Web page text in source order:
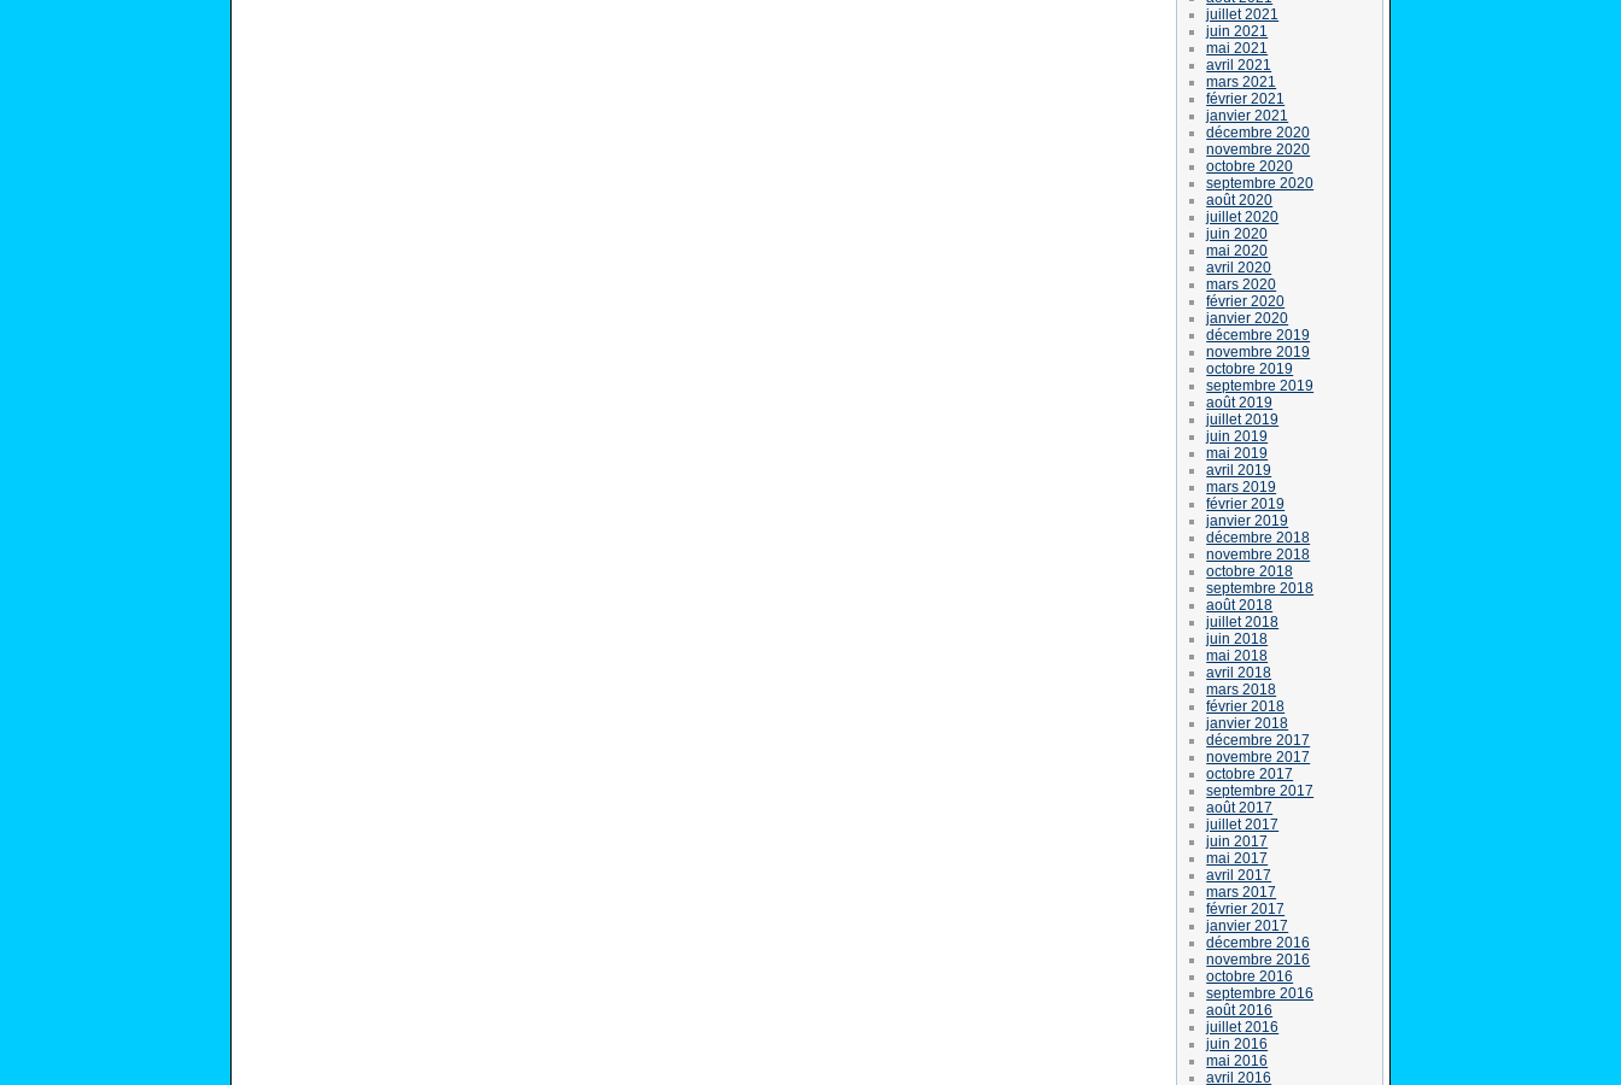
juillet 2021
juin 2021
mai 2021
avril 2021
mars 2021
février 2021
janvier 2021
décembre 2020
novembre 2020
octobre 2020
septembre 2020
août 2020
juillet 2020
juin 2020
mai 2020
avril 2020
mars 2020
février 2020
janvier 2020
décembre 2019
novembre 2019
octobre 2019
septembre 2019
août 2019
juillet 2019
juin 2019
mai 2019
avril 2019
mars 2019
février 2019
janvier 2019
décembre 2018
novembre 2018
octobre 2018
septembre 2018
août 2018
juillet 2018
juin 2018
mai 2018
avril 2018
mars 2018
février 2018
janvier 2018
décembre 2017
novembre 2017
octobre 2017
septembre 2017
août 2017
juillet 2017
juin 2017
mai 2017
avril 2017
mars 2017
février 2017
janvier 2017
décembre 2016
novembre 2016
octobre 2016
septembre 2016
août 2016
juillet 2016
juin 2016
mai 2016
avril 2016